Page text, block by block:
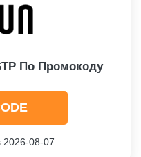
По Промокоду
2026-08-07